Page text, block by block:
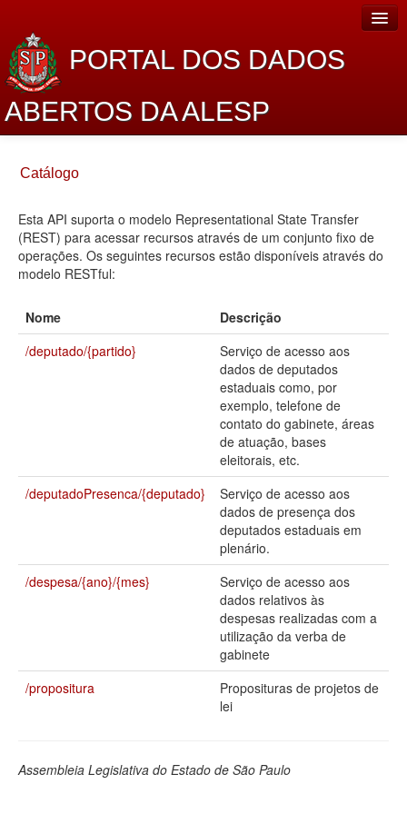
PORTAL DOS DADOS
ABERTOS DA ALESP
Sobre o projeto
Dados Abertos Alesp
Lei de Acesso à Informação
Planejamento
Catálogo de dados
Legislação
Perguntas frequentes
Catálogo
Esta API suporta o modelo Representational State Transfer
(REST) para acessar recursos através de um conjunto fixo de
operações. Os seguintes recursos estão disponíveis através do
modelo RESTful:
Nome
Descrição
/deputado/{partido}
Serviço de acesso aos
dados de deputados
estaduais como, por
exemplo, telefone de
contato do gabinete, áreas
de atuação, bases
eleitorais, etc.
/deputadoPresenca/{deputado}
Serviço de acesso aos
dados de presença dos
deputados estaduais em
plenário.
/despesa/{ano}/{mes}
Serviço de acesso aos
dados relativos às
despesas realizadas com a
utilização da verba de
gabinete
/propositura
Proposituras de projetos de
lei
Assembleia Legislativa do Estado de São Paulo